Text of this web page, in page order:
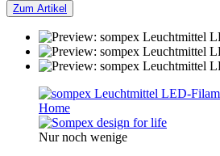
Zum Artikel
Nur noch wenige